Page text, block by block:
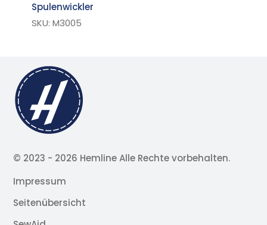
Spulenwickler
SKU: M3005
© 2023 - 2026 Hemline Alle Rechte vorbehalten.
Impressum
Seitenübersicht